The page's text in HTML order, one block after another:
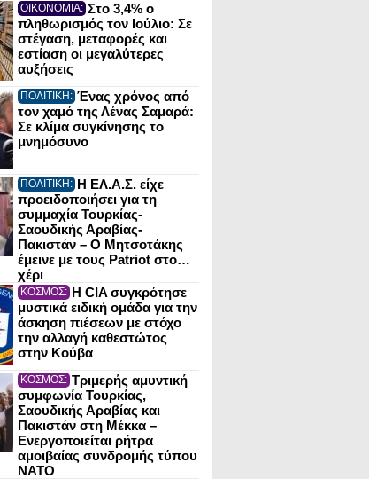
ΟΙΚΟΝΟΜΙΑ: Στο 3,4% ο
πληθωρισμός τον Ιούλιο: Σε
στέγαση, μεταφορές και
εστίαση οι μεγαλύτερες
αυξήσεις
ΠΟΛΙΤΙΚΗ: Ένας χρόνος από
τον χαμό της Λένας Σαμαρά:
Σε κλίμα συγκίνησης το
μνημόσυνο
ΠΟΛΙΤΙΚΗ: Η ΕΛ.Α.Σ. είχε
προειδοποιήσει για τη
συμμαχία Τουρκίας-
Σαουδικής Αραβίας-
Πακιστάν – Ο Μητσοτάκης
έμεινε με τους Patriot στο…
χέρι
ΚΟΣΜΟΣ: Η CIA συγκρότησε
μυστικά ειδική ομάδα για την
άσκηση πιέσεων με στόχο
την αλλαγή καθεστώτος
στην Κούβα
ΚΟΣΜΟΣ: Τριμερής αμυντική
συμφωνία Τουρκίας,
Σαουδικής Αραβίας και
Πακιστάν στη Μέκκα –
Ενεργοποιείται ρήτρα
αμοιβαίας συνδρομής τύπου
NATO